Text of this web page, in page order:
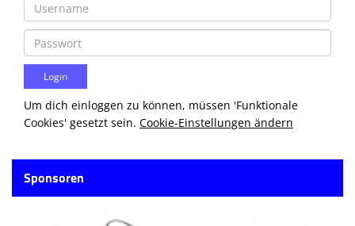
Um dich einloggen zu können, müssen 'Funktionale
Cookies' gesetzt sein. Cookie-Einstellungen ändern
Sponsoren